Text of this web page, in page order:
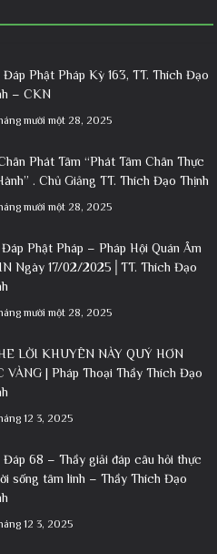
Đáp Phật Pháp Kỳ 163, TT. Thích Đạo
– CKN
mười một 28, 2025
Phát Tâm “Phát Tâm Chân Thực
. Chủ Giảng TT. Thích Đạo Thịnh
mười một 28, 2025
Đáp Phật Pháp – Pháp Hội Quán Âm
Ngày 17/02/2025│TT. Thích Đạo
mười một 28, 2025
LỜI KHUYÊN NÀY QUÝ HƠN
VÀNG | Pháp Thoại Thầy Thích Đạo
12 3, 2025
Đáp 68 – Thầy giải đáp câu hỏi thực
sống tâm linh – Thầy Thích Đạo
12 3, 2025